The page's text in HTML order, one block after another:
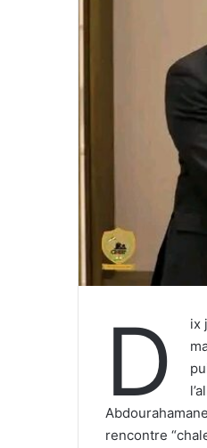
D
ix
rencontre